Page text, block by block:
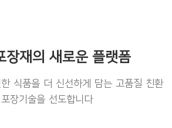
장재의 새로운 플랫폼
식품을 더 신선하게 담는 고품질 친환
장기술을 선도합니다